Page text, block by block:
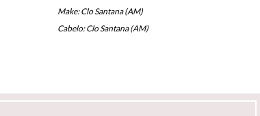
Make: Clo Santana (AM)
Cabelo: Clo Santana (AM)